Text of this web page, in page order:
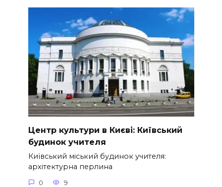
Центр культури в Києві: Київський
будинок учителя
Київський міський будинок учителя:
архітектурна перлина
0 9